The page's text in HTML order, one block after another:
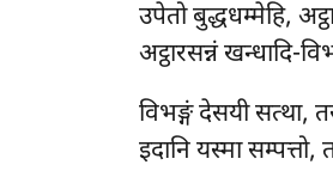
उपेतो बुद्धधम्मेहि,
अट्ठारसन्नं खन्धादि-
विभङ्गंदेसयी सत्था,
इदानि यस्मा